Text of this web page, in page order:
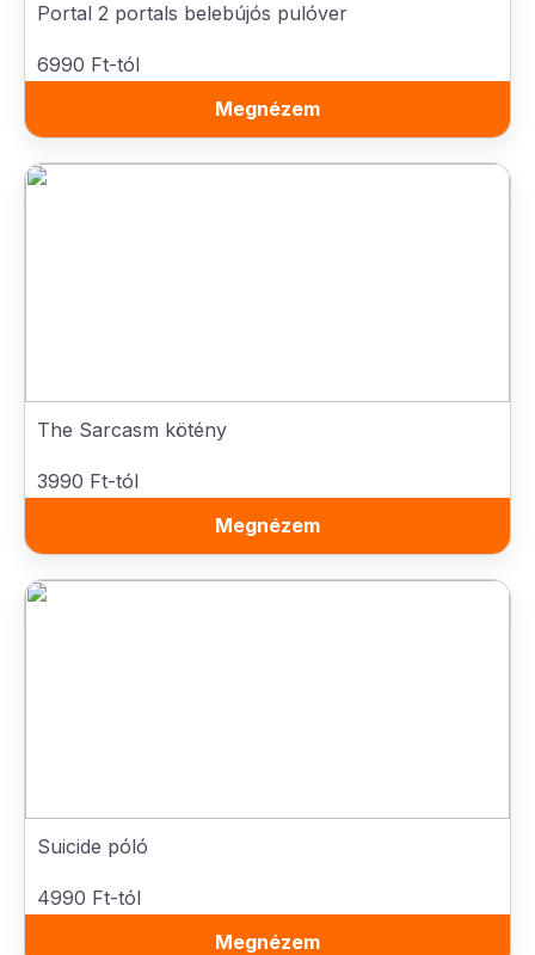
Portal 2 portals belebújós pulóver
6990 Ft-tól
Megnézem
The Sarcasm kötény
3990 Ft-tól
Megnézem
Suicide póló
4990 Ft-tól
Megnézem